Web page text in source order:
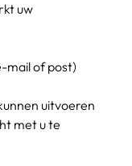
uw
mail of post)
uitvoeren
met u te